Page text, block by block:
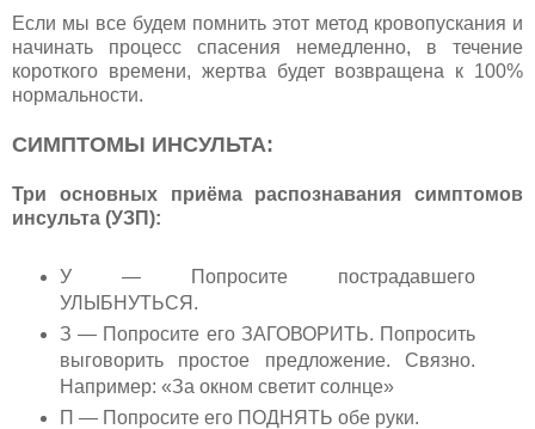
Если мы все будем помнить этот метод кровопускания и
начинать процесс спасения немедленно, в течение
короткого времени, жертва будет возвращена к 100%
нормальности.
СИМПТОМЫ ИНСУЛЬТА:
Три основных приёма распознавания симптомов
инсульта (УЗП):
У — Попросите пострадавшего
УЛЫБНУТЬСЯ.
З — Попросите его ЗАГОВОРИТЬ. Попросить
выговорить простое предложение. Связно.
Например: «За окном светит солнце»
П — Попросите его ПОДНЯТЬ обе руки.